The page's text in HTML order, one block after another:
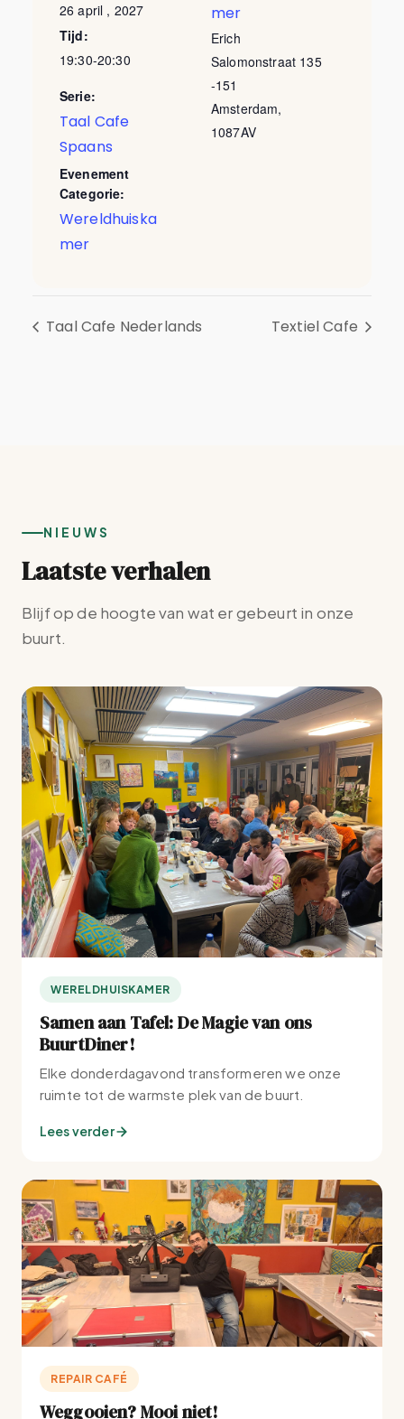
26 april , 2027
Tijd:
19:30-20:30
Serie:
Taal Cafe
Spaans
Evenement
Categorie:
Wereldhuiska
mer
mer
Erich
Salomonstraat 135
-151
Amsterdam,
1087AV
Taal Cafe Nederlands Textiel Cafe
NIEUWS
Laatste verhalen
Blijf op de hoogte van wat er gebeurt in onze
buurt.
WERELDHUISKAMER
Samen aan Tafel: De Magie van ons
BuurtDiner!
Elke donderdagavond transformeren we onze
ruimte tot de warmste plek van de buurt.
Lees verder
REPAIR CAFÉ
Weggooien? Mooi niet!